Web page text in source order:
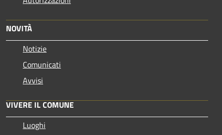
NOVITÀ
Notizie
Comunicati
Avvisi
VIVERE IL COMUNE
Luoghi